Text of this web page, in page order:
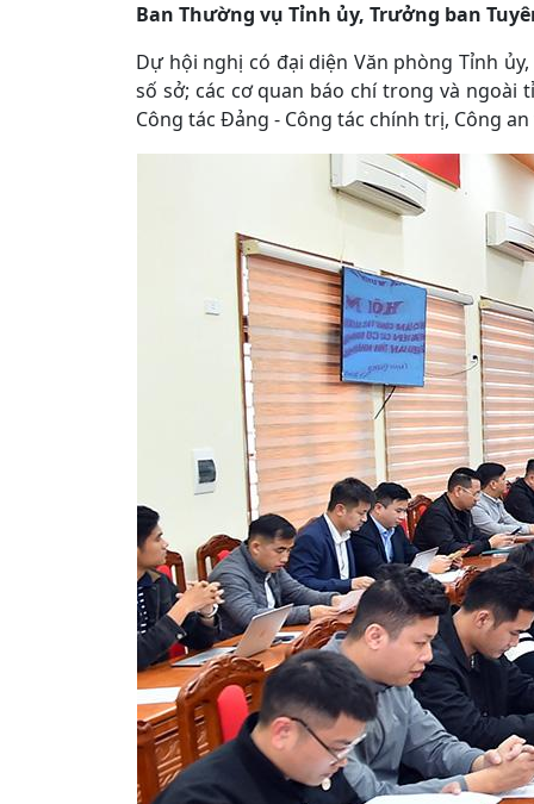
Ban Thường vụ Tỉnh ủy, Trưởng ban
Dự hội nghị có đại diện Văn phòng Tỉnh
số sở; các cơ quan báo chí trong và ngoài
Công tác Đảng - Công tác chính trị, Công